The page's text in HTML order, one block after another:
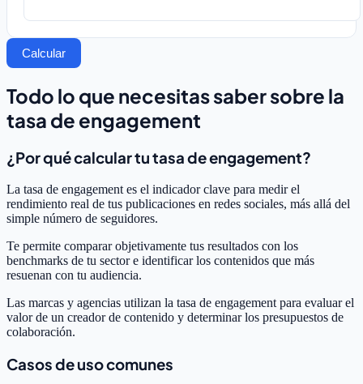
Calcular
Todo lo que necesitas saber sobre la
tasa de engagement
¿Por qué calcular tu tasa de engagement?
La tasa de engagement es el indicador clave para medir el
rendimiento real de tus publicaciones en redes sociales, más allá del
simple número de seguidores.
Te permite comparar objetivamente tus resultados con los
benchmarks de tu sector e identificar los contenidos que más
resuenan con tu audiencia.
Las marcas y agencias utilizan la tasa de engagement para evaluar el
valor de un creador de contenido y determinar los presupuestos de
colaboración.
Casos de uso comunes